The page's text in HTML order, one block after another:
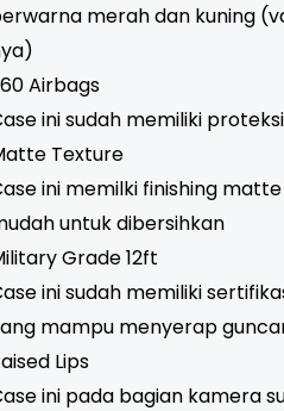
merah dan kuning
Airbags
ini sudah memiliki
Texture
ini memilki finishing
untuk dibersihkan
Grade 12ft
ini sudah memiliki
mampu menyerap
Lips
ini pada bagian kamera